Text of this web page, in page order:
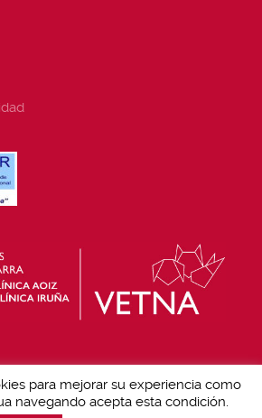
para mejorar su experiencia como
navegando acepta esta condición.